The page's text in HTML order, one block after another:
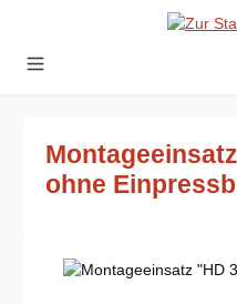
Zum Hauptinhalt springen
ohne
Bildergalerie überspringen